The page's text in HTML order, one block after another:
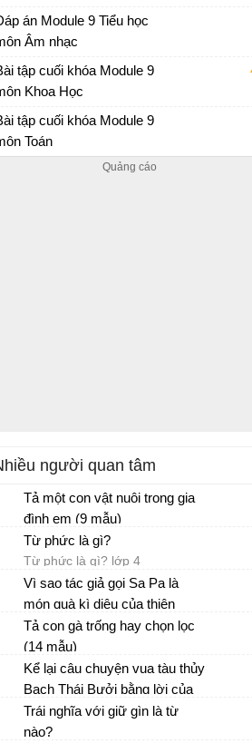
tập tiếng Việt lớp 4
án Module 9 Tiểu học
Âm nhạc
Đáp án trắc nghiệm Module 9 Tiểu học
tập cuối khóa Module 9
Khoa Học
Bài tập cuối khóa Module 9 Tiểu Học
tập cuối khóa Module 9
Toán
Bài tập cuối khóa Module 9 Tiểu Học
người quan tâm
Tả một con vật nuôi trong gia
đình em (9 mẫu)
Tả con vật lớp 4
Từ phức là gì?
Từ phức là gì? lớp 4
Vì sao tác giả gọi Sa Pa là
món quà kì diệu của thiên
nhiên?
Ôn tập tiếng Việt lớp 4
Tả con gà trống hay chọn lọc
(14 mẫu)
Tả con gà trống lớp 4 đạt điểm 10, 9
Kể lại câu chuyện vua tàu thủy
Bạch Thái Bưởi bằng lời của
một chủ tàu người Pháp hoặc
người Hoa
Ôn tập tiếng Việt lớp 4
Trái nghĩa với giữ gìn là từ
nào?
Danh từ là gì?